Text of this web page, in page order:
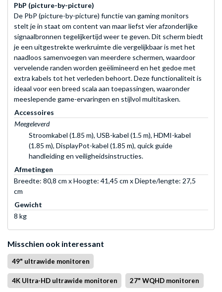
PbP (picture-by-picture)
De PbP (picture-by-picture) functie van gaming monitors
stelt je in staat om content van maar liefst vier afzonderlijke
signaalbronnen tegelijkertijd weer te geven. Dit scherm biedt
je een uitgestrekte werkruimte die vergelijkbaar is met het
naadloos samenvoegen van meerdere schermen, waardoor
vervelende randen worden geëlimineerd en het gedoe met
extra kabels tot het verleden behoort. Deze functionaliteit is
ideaal voor een breed scala aan toepassingen, waaronder
meeslepende game-ervaringen en stijlvol multitasken.
Accessoires
Meegeleverd
Stroomkabel (1.85 m), USB-kabel (1.5 m), HDMI-kabel
(1.85 m), DisplayPot-kabel (1.85 m), quick guide
handleiding en veiligheidsinstructies.
Afmetingen
Breedte: 80,8 cm x Hoogte: 41,45 cm x Diepte/lengte: 27,5
cm
Gewicht
8 kg
Misschien ook interessant
49" ultrawide monitoren
4K Ultra-HD ultrawide monitoren 27" WQHD monitoren